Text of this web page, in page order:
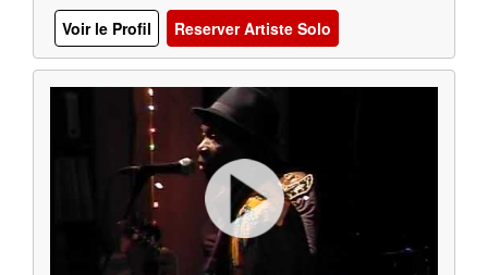
Voir le Profil
Reserver Artiste Solo